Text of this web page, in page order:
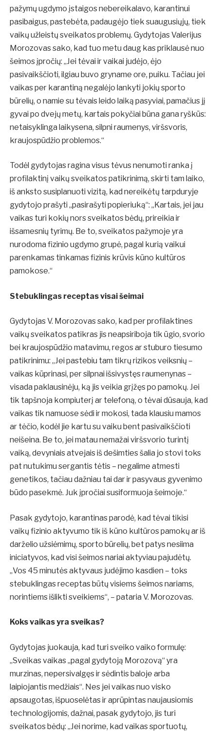
pažymų ugdymo įstaigos nebereikalavo, karantinui
pasibaigus, pastebėta, padaugėjo tiek suaugusiųjų, tiek
vaikų užleistų sveikatos problemų. Gydytojas Valerijus
Morozovas sako, kad tuo metu daug kas priklausė nuo
šeimos įpročių: „Jei tėvai ir vaikai judėjo, ėjo
pasivaikščioti, ilgiau buvo gryname ore, puiku. Tačiau jei
vaikas per karantiną negalėjo lankyti jokių sporto
būrelių, o namie su tėvais leido laiką pasyviai, pamačius jį
gyvai po dvejų metų, kartais pokyčiai būna gana ryškūs:
netaisyklinga laikysena, silpni raumenys, viršsvoris,
kraujospūdžio problemos.“
Todėl gydytojas ragina visus tėvus nenumoti ranka į
profilaktinį vaikų sveikatos patikrinimą, skirti tam laiko,
iš anksto susiplanuoti vizitą, kad nereikėtų tarpduryje
gydytojo prašyti „pasirašyti popieriuką“: „Kartais, jei jau
vaikas turi kokių nors sveikatos bėdų, prireikia ir
išsamesnių tyrimų. Be to, sveikatos pažymoje yra
nurodoma fizinio ugdymo grupė, pagal kurią vaikui
parenkamas tinkamas fizinis krūvis kūno kultūros
pamokose.“
Stebuklingas receptas visai šeimai
Gydytojas V. Morozovas sako, kad per profilaktines
vaikų sveikatos patikras jis neapsiriboja tik ūgio, svorio
bei kraujospūdžio matavimu, regos ar stuburo tiesumo
patikrinimu: „Jei pastebiu tam tikrų rizikos veiksnių –
vaikas kūprinasi, per silpnai išsivystęs raumenynas –
visada paklausinėju, ką jis veikia grįžęs po pamokų. Jei
tik tapšnoja kompiuterį ar telefoną, o tėvai dūsauja, kad
vaikas tik namuose sėdi ir mokosi, tada klausiu mamos
ar tėčio, kodėl jie kartu su vaiku bent pasivaikščioti
neišeina. Be to, jei matau nemažai viršsvorio turintį
vaiką, devyniais atvejais iš dešimties šalia jo stovi toks
pat nutukimu sergantis tėtis – negalime atmesti
genetikos, tačiau dažniau tai dar ir pasyvaus gyvenimo
būdo pasekmė. Juk įpročiai susiformuoja šeimoje.“
Pasak gydytojo, karantinas parodė, kad tėvai tikisi
vaikų fizinio aktyvumo tik iš kūno kultūros pamokų ar iš
darželio užsiėmimų, sporto būrelių, bet patys nesiima
iniciatyvos, kad visi šeimos nariai aktyviau pajudėtų.
„Vos 45 minutės aktyvaus judėjimo kasdien – toks
stebuklingas receptas būtų visiems šeimos nariams,
norintiems išlikti sveikiems“, – pataria V. Morozovas.
Koks vaikas yra sveikas?
Gydytojas juokauja, kad turi sveiko vaiko formulę:
„Sveikas vaikas „pagal gydytoją Morozovą“ yra
murzinas, nepersivalgęs ir sėdintis baloje arba
laipiojantis medžiais“. Nes jei vaikas nuo visko
apsaugotas, išpuoselėtas ir aprūpintas naujausiomis
technologijomis, dažnai, pasak gydytojo, jis turi
sveikatos bėdų: „Jei norime, kad vaikas sportuotų,